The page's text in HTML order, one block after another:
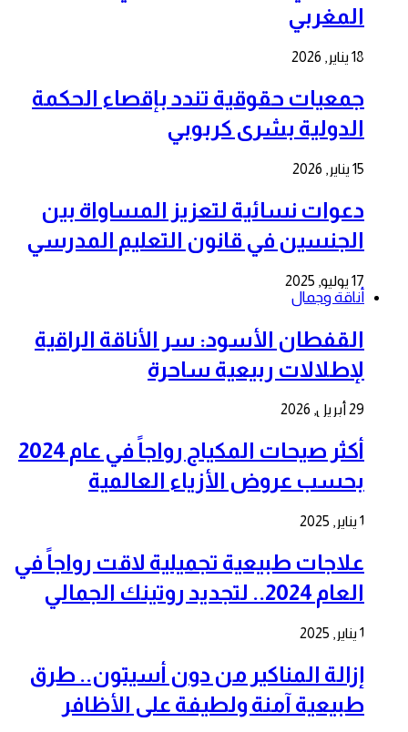
المغربي
18 يناير, 2026
جمعيات حقوقية تندد بإقصاء الحكمة
الدولية بشرى كربوبي
15 يناير, 2026
دعوات نسائية لتعزيز المساواة بين
الجنسين في قانون التعليم المدرسي
17 يوليو, 2025
أناقة وجمال
القفطان الأسود: سر الأناقة الراقية
لإطلالات ربيعية ساحرة
29 أبريل, 2026
أكثر صيحات المكياج رواجاً في عام 2024
بحسب عروض الأزياء العالمية
1 يناير, 2025
علاجات طبيعية تجميلية لاقت رواجاً في
العام 2024.. لتجديد روتينك الجمالي
1 يناير, 2025
إزالة المناكير من دون أسيتون.. طرق
طبيعية آمنة ولطيفة على الأظافر